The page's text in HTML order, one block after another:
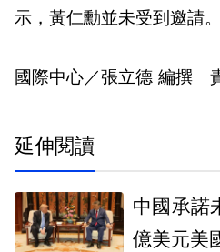
示，黃仁勳並未受到邀請。
國際中心／張立德 編撰
延伸閱讀
中國承諾
億美元美